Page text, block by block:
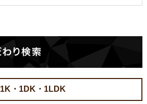
1K・1DK・1LDK